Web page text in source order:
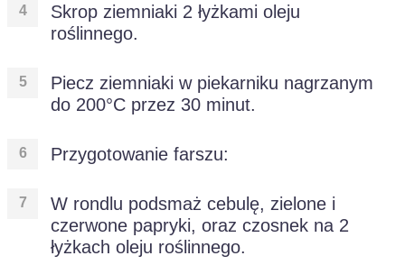
Skrop ziemniaki 2 łyżkami oleju
roślinnego.
Piecz ziemniaki w piekarniku nagrzanym
do 200°C przez 30 minut.
Przygotowanie farszu:
W rondlu podsmaż cebulę, zielone i
czerwone papryki, oraz czosnek na 2
łyżkach oleju roślinnego.